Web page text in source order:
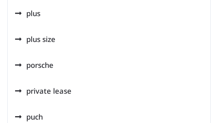
plus
plus size
porsche
private lease
puch